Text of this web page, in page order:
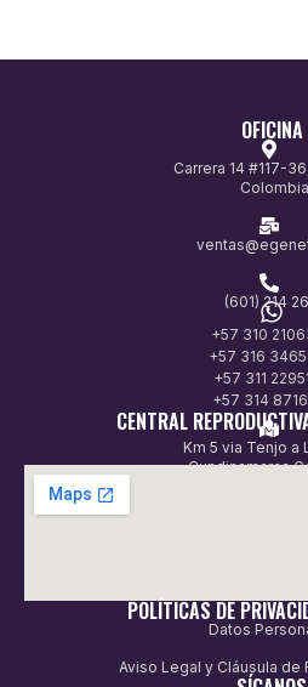
OFICINA
Carrera 14 #117-
Colombia
(601) 214
+57 310
+57 316
+57 311
+57 314
CENTRAL
Km 5 via Tenjo a
Cundinamarca
POLÍTICAS DE
Datos
Aviso Legal y Cláusula